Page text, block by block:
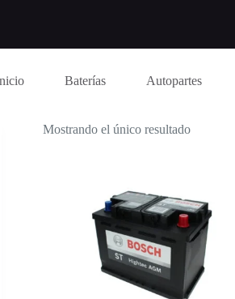
Baterías Autopartes
Mostrando el único resultado